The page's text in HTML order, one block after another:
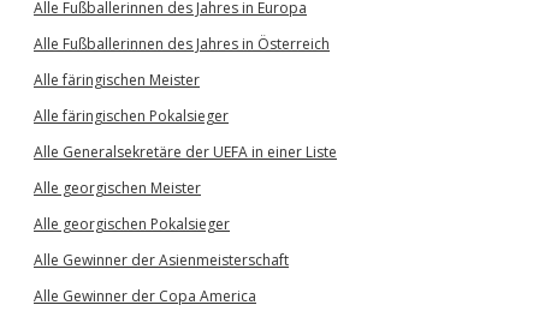
Alle Fußballerinnen des Jahres in Europa
Alle Fußballerinnen des Jahres in Österreich
Alle färingischen Meister
Alle färingischen Pokalsieger
Alle Generalsekretäre der UEFA in einer Liste
Alle georgischen Meister
Alle georgischen Pokalsieger
Alle Gewinner der Asienmeisterschaft
Alle Gewinner der Copa America